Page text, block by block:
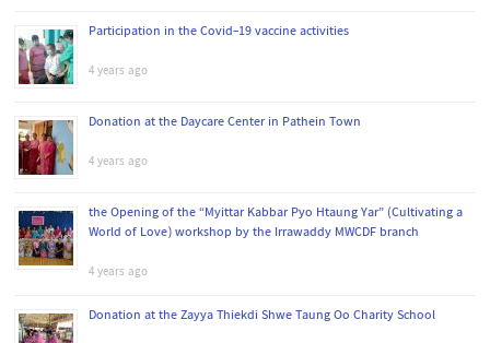
Participation in the Covid-19 vaccine activities
4 years ago
Donation at the Daycare Center in Pathein Town
4 years ago
the Opening of the “Myittar Kabbar Pyo Htaung Yar” (Cultivating a
World of Love) workshop by the Irrawaddy MWCDF branch
4 years ago
Donation at the Zayya Thiekdi Shwe Taung Oo Charity School